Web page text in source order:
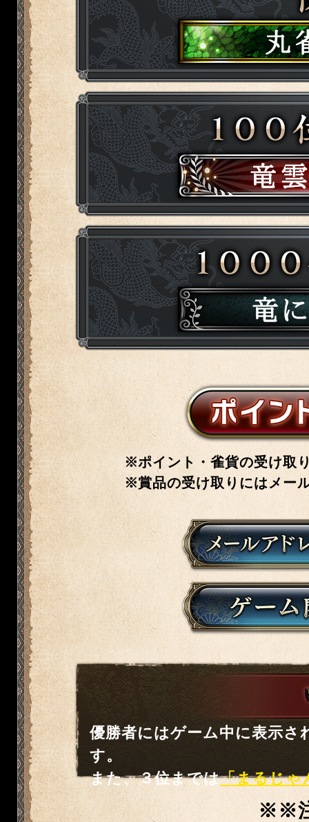
ポイント・雀貨の受け取
賞品の受け取りにはメー
優勝者にはゲーム中に表示
す。
また、３位までは「まるじゃ
※※